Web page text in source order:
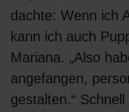
dachte: Wenn ich
kann ich auch
Mariana. „Also
angefangen,
gestalten.“